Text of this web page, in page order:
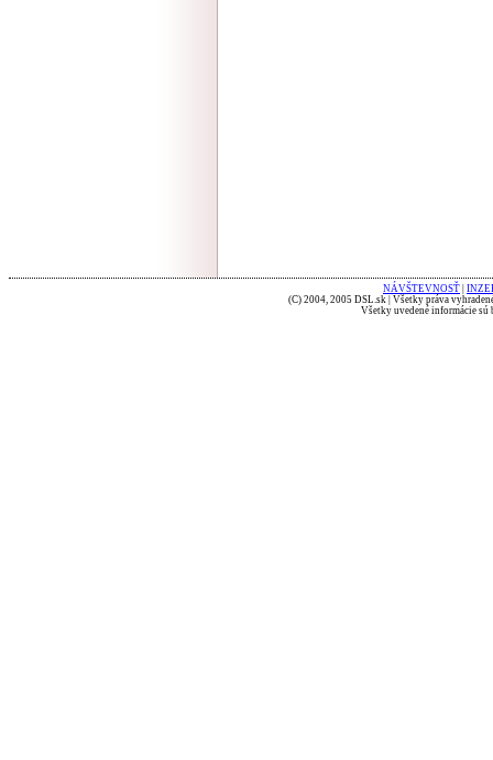
NÁVŠTEVNOSŤ
(C) 2004, 2005 DSL.sk | Všetky práva
Všetky uvedené informácie sú